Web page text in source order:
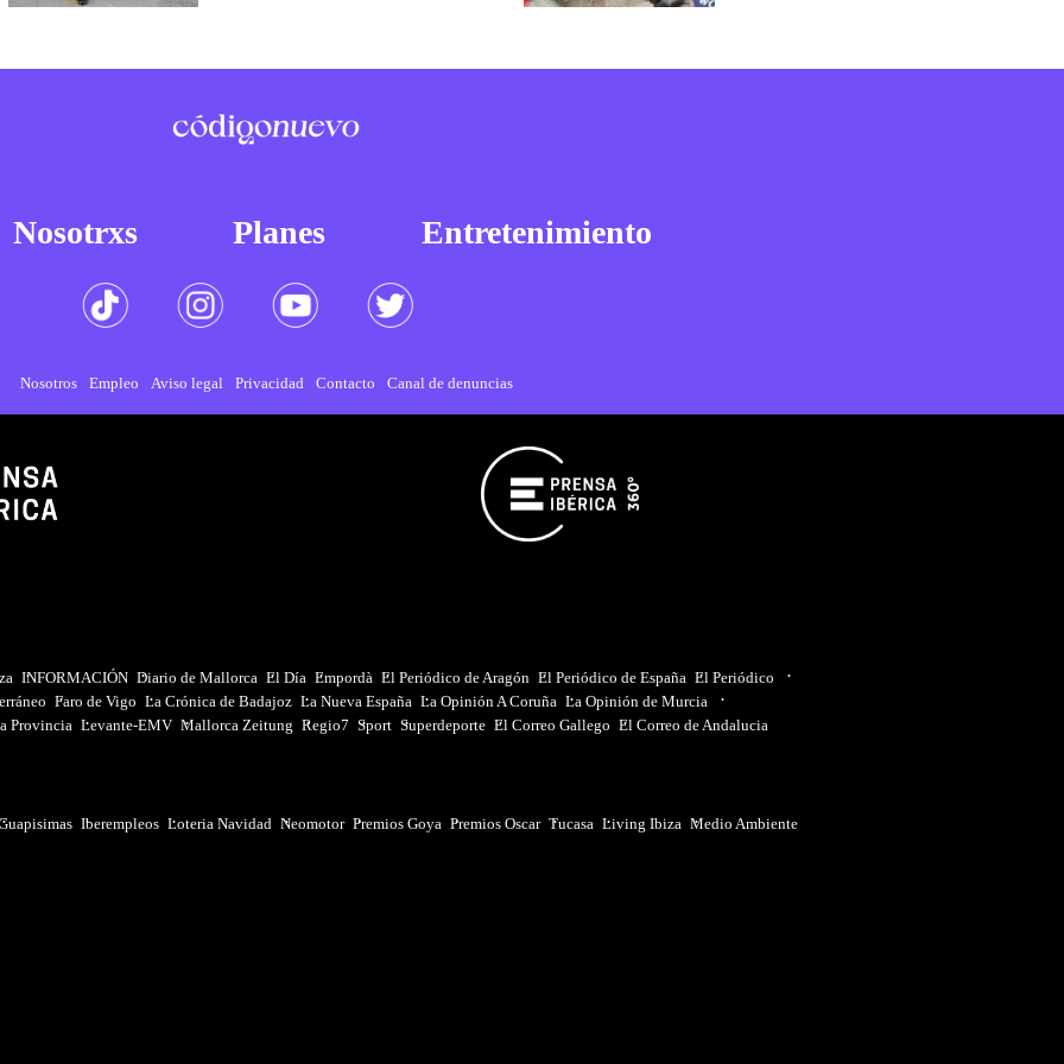
Nosotrxs Planes Entretenimiento
Nosotros Empleo Aviso legal Privacidad Contacto Canal de denuncias
INFORMACIÓN Diario de Mallorca El Día Empordà El Periódico de Aragón El Periódico de España El Periódico
Faro de Vigo La Crónica de Badajoz La Nueva España La Opinión A Coruña La Opinión de Murcia
Provincia Levante-EMV Mallorca Zeitung Regio7 Sport Superdeporte El Correo Gallego El Correo de Andalucia
Iberempleos Loteria Navidad Neomotor Premios Goya Premios Oscar Tucasa Living Ibiza Medio Ambiente